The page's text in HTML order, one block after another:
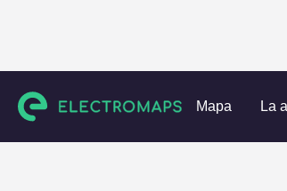
Mapa La
Estaciones de carga Italia Provincia